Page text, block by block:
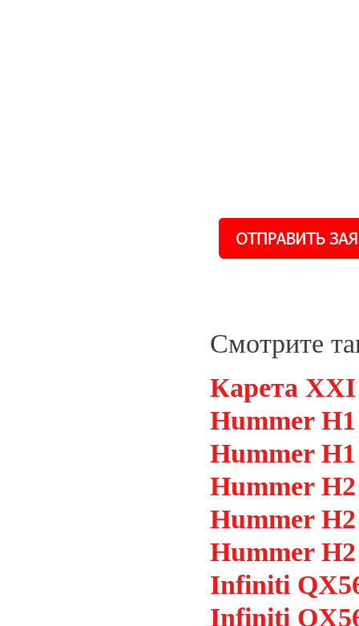
Смотрите
Карета
Hummer
Hummer
Hummer
Hummer
Hummer H2
Infiniti
Infiniti